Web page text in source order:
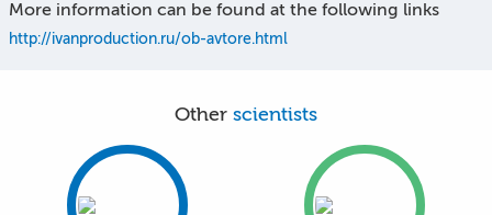
More information can be found at the following links
http://ivanproduction.ru/ob-avtore.html
Other scientists